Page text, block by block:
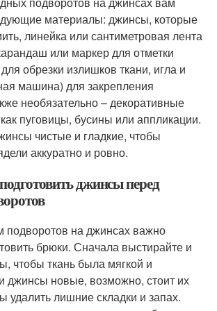
материалы: джинсы, которые
линейка или сантиметровая лента
или маркер для отметки
обрезки излишков ткани, игла и
машина) для закрепления
необязательно – декоративные
пуговицы, бусины или аппликации.
чистые и гладкие, чтобы
аккуратно и ровно.
джинсы перед
подворотов на джинсах важно
брюки. Сначала выстирайте и
чтобы ткань была мягкой и
джинсы новые, возможно, стоит их
удалить лишние складки и запах.